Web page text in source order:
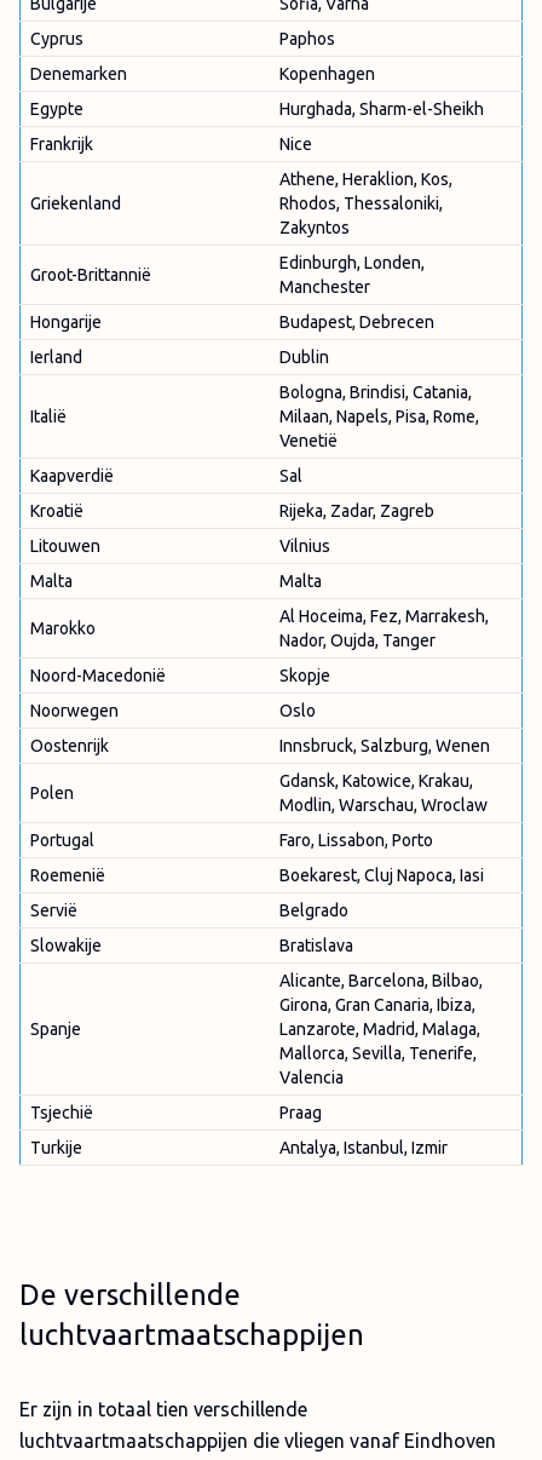
Cyprus
Paphos
Denemarken
Kopenhagen
Egypte
Hurghada, Sharm-el-Sheikh
Frankrijk
Nice
Griekenland
Athene, Heraklion, Kos,
Rhodos, Thessaloniki,
Zakyntos
Groot-Brittannië
Edinburgh, Londen,
Manchester
Hongarije
Budapest, Debrecen
Ierland
Dublin
Italië
Bologna, Brindisi, Catania,
Milaan, Napels, Pisa, Rome,
Venetië
Kaapverdië
Sal
Kroatië
Rijeka, Zadar, Zagreb
Litouwen
Vilnius
Malta
Malta
Marokko
Al Hoceima, Fez, Marrakesh,
Nador, Oujda, Tanger
Noord-Macedonië
Skopje
Noorwegen
Oslo
Oostenrijk
Innsbruck, Salzburg, Wenen
Polen
Gdansk, Katowice, Krakau,
Modlin, Warschau, Wroclaw
Portugal
Faro, Lissabon, Porto
Roemenië
Boekarest, Cluj Napoca, Iasi
Servië
Belgrado
Slowakije
Bratislava
Spanje
Alicante, Barcelona, Bilbao,
Girona, Gran Canaria, Ibiza,
Lanzarote, Madrid, Malaga,
Mallorca, Sevilla, Tenerife,
Valencia
Tsjechië
Praag
Turkije
Antalya, Istanbul, Izmir
De verschillende
luchtvaartmaatschappijen
Er zijn in totaal tien verschillende
luchtvaartmaatschappijen die vliegen vanaf Eindhoven